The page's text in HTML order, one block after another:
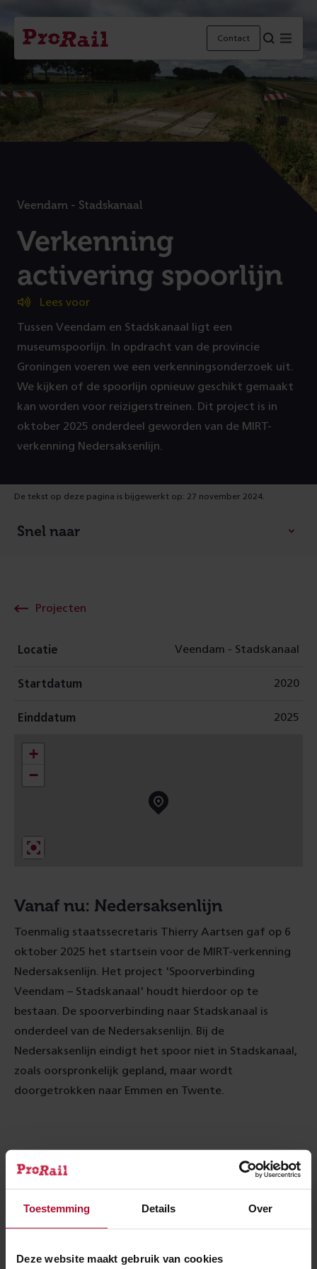
Toestemming Details Over
Deze website maakt gebruik van cookies
Navigatie
Homepage
ProRail
Contact
Veendam - Stadskanaal
:
Verkenning
activering spoorlijn
Lees voor
Tussen Veendam en Stadskanaal ligt een
museumspoorlijn. In opdracht van de provincie
Groningen voeren we een verkenningsonderzoek uit.
We kijken of de spoorlijn opnieuw geschikt gemaakt
kan worden voor reizigerstreinen. Dit project is in
oktober 2025 onderdeel geworden van de MIRT-
verkenning Nedersaksenlijn.
De tekst op deze pagina is bijgewerkt op: 27 november 2024.
Snel naar
Projecten
Locatie Veendam - Stadskanaal
Startdatum 2020
Einddatum 2025
+
−
Vanaf nu: Nedersaksenlijn
Toenmalig staatssecretaris Thierry Aartsen gaf op 6
oktober 2025 het startsein voor de MIRT-verkenning
Nedersaksenlijn. Het project 'Spoorverbinding
Veendam – Stadskanaal' houdt hierdoor op te
bestaan. De spoorverbinding naar Stadskanaal is
onderdeel van de Nedersaksenlijn. Bij de
Nedersaksenlijn eindigt het spoor niet in Stadskanaal,
zoals oorspronkelijk gepland, maar wordt
doorgetrokken naar Emmen en Twente.
Bekijk de projectpagina van de provincie